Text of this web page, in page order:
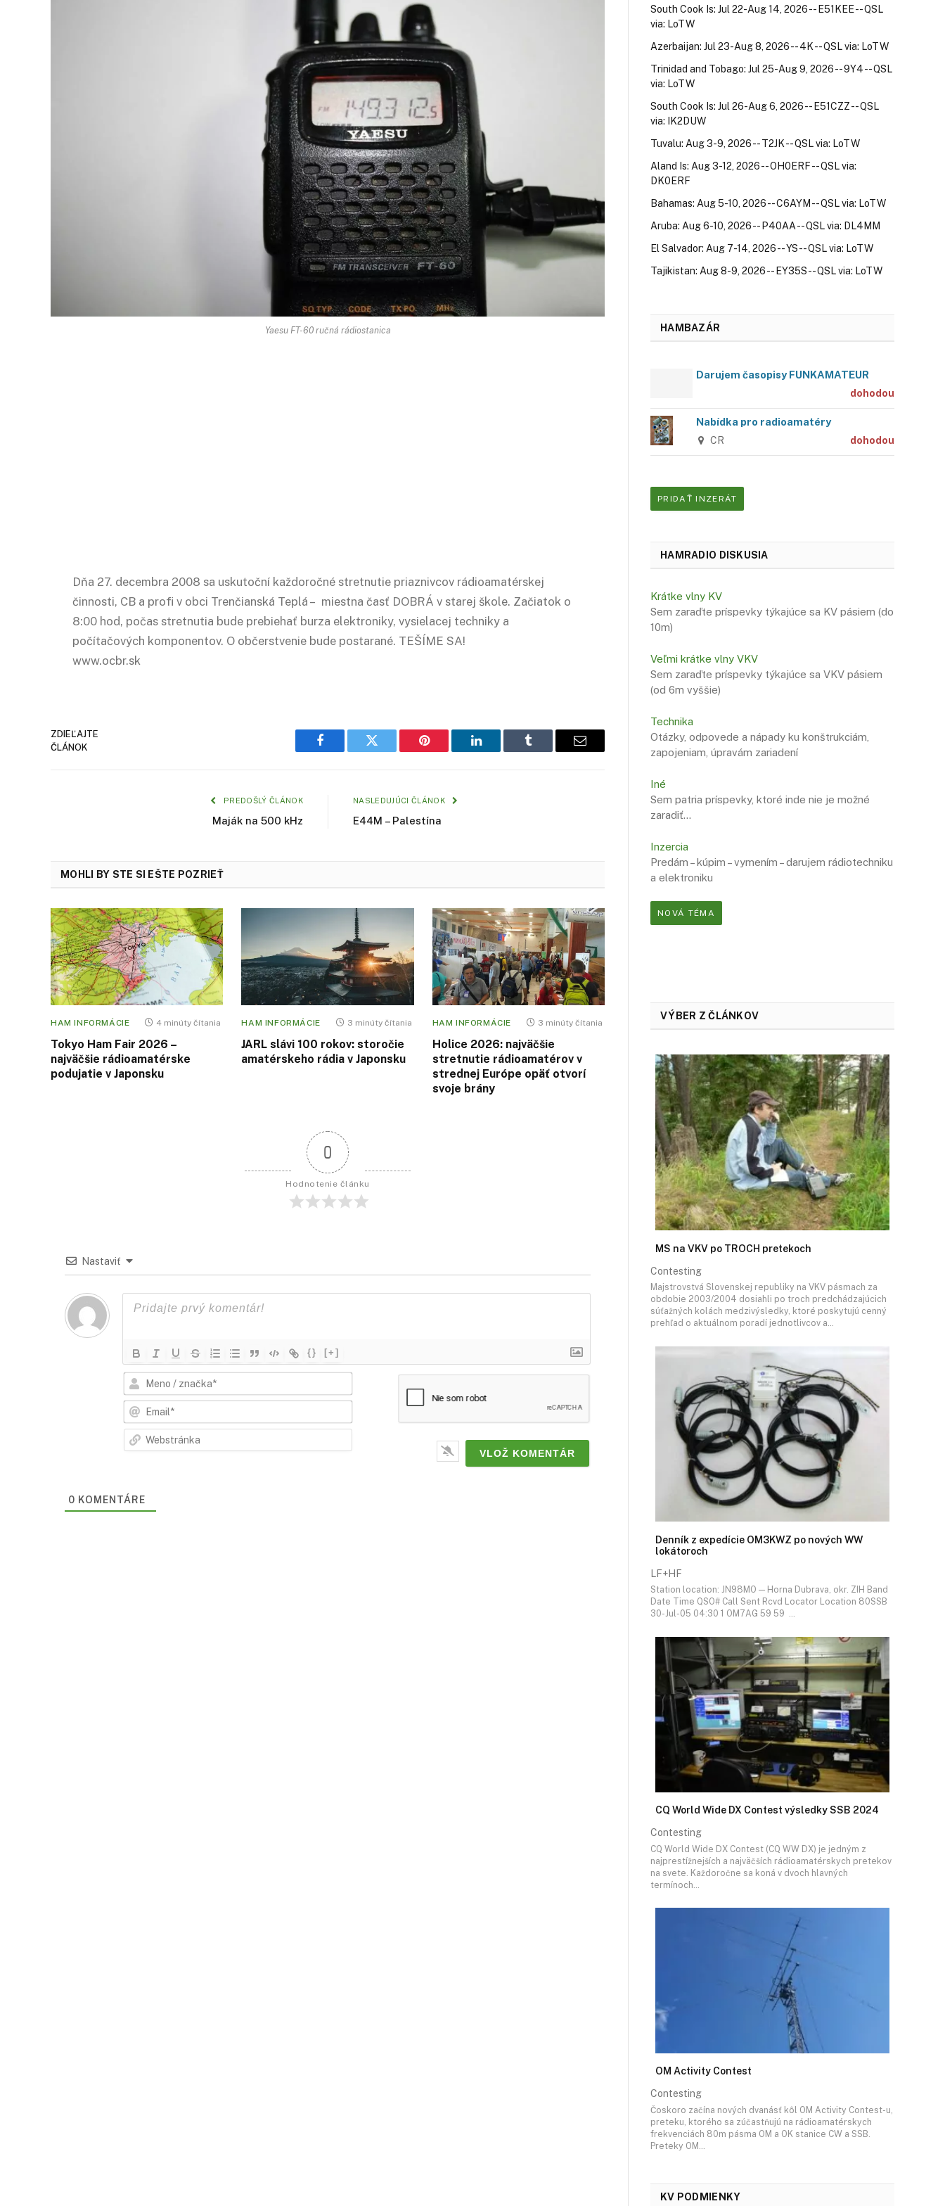
Yaesu FT-60 ručná rádiostanica
Dňa 27. decembra 2008 sa uskutoční každoročné stretnutie priaznivcov rádioamatérskej
činnosti, CB a profi v obci Trenčianská Teplá – miestna časť DOBRÁ v starej škole. Začiatok o
8:00 hod, počas stretnutia bude prebiehať burza elektroniky, vysielacej techniky a
počítačových komponentov. O občerstvenie bude postarané. TEŠÍME SA!
www.ocbr.sk
ZDIEĽAJTE
ČLÁNOK
Facebook Twitter Pinterest LinkedIn Tumblr Email
PREDOŠLÝ ČLÁNOK
Maják na 500 kHz
NASLEDUJÚCI ČLÁNOK
E44M – Palestína
MOHLI BY STE SI EŠTE POZRIEŤ
HAM INFORMÁCIE 4 minúty čítania
Tokyo Ham Fair 2026 –
najväčšie rádioamatérske
podujatie v Japonsku
HAM INFORMÁCIE 3 minúty čítania
JARL slávi 100 rokov: storočie
amatérskeho rádia v Japonsku
HAM INFORMÁCIE 3 minúty čítania
Holice 2026: najväčšie
stretnutie rádioamatérov v
strednej Európe opäť otvorí
svoje brány
0
Hodnotenie článku
Nastaviť
{} [+]
Meno
značka*
Email*
0 KOMENTÁRE
South Cook Is: Jul 22-Aug 14, 2026 -- E51KEE -- QSL
via: LoTW
Azerbaijan: Jul 23-Aug 8, 2026 -- 4K -- QSL via: LoTW
Trinidad and Tobago: Jul 25-Aug 9, 2026 -- 9Y4 -- QSL
via: LoTW
South Cook Is: Jul 26-Aug 6, 2026 -- E51CZZ -- QSL
via: IK2DUW
Tuvalu: Aug 3-9, 2026 -- T2JK -- QSL via: LoTW
Aland Is: Aug 3-12, 2026 -- OH0ERF -- QSL via:
DK0ERF
Bahamas: Aug 5-10, 2026 -- C6AYM -- QSL via: LoTW
Aruba: Aug 6-10, 2026 -- P40AA -- QSL via: DL4MM
El Salvador: Aug 7-14, 2026 -- YS -- QSL via: LoTW
Tajikistan: Aug 8-9, 2026 -- EY35S -- QSL via: LoTW
HAMBAZÁR
Darujem časopisy FUNKAMATEUR
dohodou
Nabídka pro radioamatéry
CR dohodou
PRIDAŤ INZERÁT
HAMRADIO DISKUSIA
Krátke vlny KV
Sem zaraďte príspevky týkajúce sa KV pásiem (do
10m)
Veľmi krátke vlny VKV
Sem zaraďte príspevky týkajúce sa VKV pásiem
(od 6m vyššie)
Technika
Otázky, odpovede a nápady ku konštrukciám,
zapojeniam, úpravám zariadení
Iné
Sem patria príspevky, ktoré inde nie je možné
zaradiť…
Inzercia
Predám – kúpim – vymením – darujem rádiotechniku
a elektroniku
NOVÁ TÉMA
VÝBER Z ČLÁNKOV
MS na VKV po TROCH pretekoch
Contesting
Majstrovstvá Slovenskej republiky na VKV pásmach za
obdobie 2003/2004 dosiahli po troch predchádzajúcich
súťažných kolách medzivýsledky, ktoré poskytujú cenný
prehľad o aktuálnom poradí jednotlivcov a…
Denník z expedície OM3KWZ po nových WW
lokátoroch
LF+HF
Station location: JN98MO — Horna Dubrava, okr. ZIH Band
Date Time QSO# Call Sent Rcvd Locator Location 80SSB
30-Jul-05 04:30 1 OM7AG 59 59 …
CQ World Wide DX Contest výsledky SSB 2024
Contesting
CQ World Wide DX Contest (CQ WW DX) je jedným z
najprestížnejších a najväčších rádioamatérskych pretekov
na svete. Každoročne sa koná v dvoch hlavných
termínoch…
OM Activity Contest
Contesting
Čoskoro začína nových dvanásť kôl OM Activity Contest-u,
preteku, ktorého sa zúčastňujú na rádioamatérskych
frekvenciách 80m pásma OM a OK stanice CW a SSB.
Preteky OM…
KV PODMIENKY